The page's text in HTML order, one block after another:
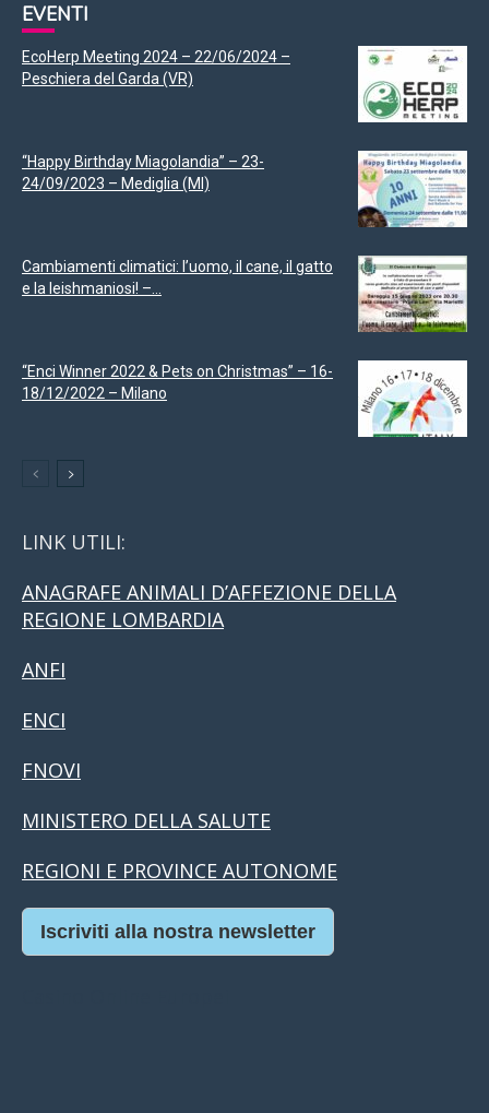
EVENTI
EcoHerp Meeting 2024 – 22/06/2024 –
Peschiera del Garda (VR)
“Happy Birthday Miagolandia” – 23-
24/09/2023 – Mediglia (MI)
Cambiamenti climatici: l’uomo, il cane, il gatto
e la leishmaniosi! –...
“Enci Winner 2022 & Pets on Christmas” – 16-
18/12/2022 – Milano
LINK UTILI:
ANAGRAFE ANIMALI D’AFFEZIONE DELLA
REGIONE LOMBARDIA
ANFI
ENCI
FNOVI
MINISTERO DELLA SALUTE
REGIONI E PROVINCE AUTONOME
Iscriviti alla nostra newsletter